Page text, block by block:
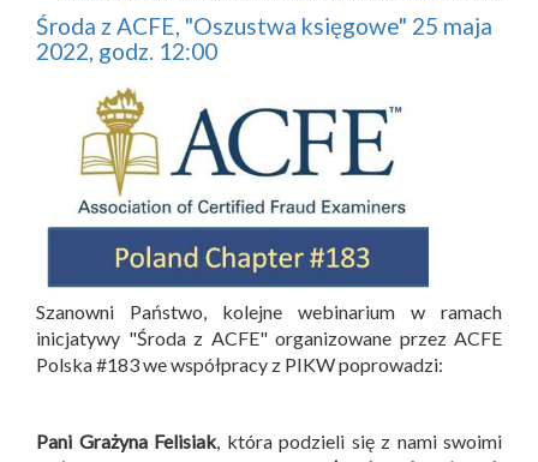
Środa z ACFE, "Oszustwa księgowe" 25 maja
2022, godz. 12:00
Szanowni Państwo, kolejne webinarium w ramach
inicjatywy "Środa z ACFE" organizowane przez ACFE
Polska #183 we współpracy z PIKW poprowadzi:
Pani Grażyna Felisiak, która podzieli się z nami swoimi